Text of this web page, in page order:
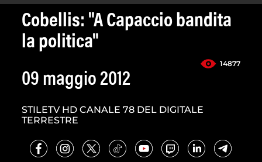
Cobellis: "A Capaccio bandita
la politica"
14877
09 maggio 2012
STILETV HD CANALE 78 DEL DIGITALE
TERRESTRE